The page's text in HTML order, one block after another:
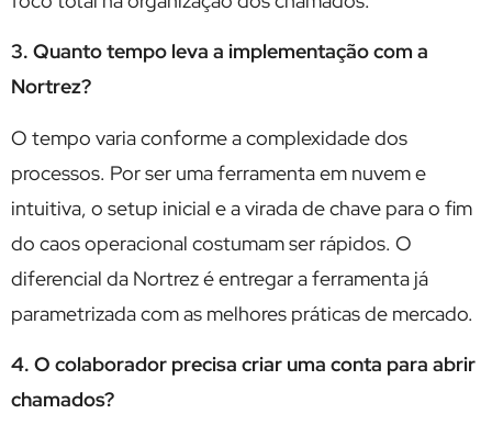
3. Quanto tempo leva a implementação com a
Nortrez?
O tempo varia conforme a complexidade dos
processos. Por ser uma ferramenta em nuvem e
intuitiva, o setup inicial e a virada de chave para o fim
do caos operacional costumam ser rápidos. O
diferencial da Nortrez é entregar a ferramenta já
parametrizada com as melhores práticas de mercado.
4. O colaborador precisa criar uma conta para abrir
chamados?